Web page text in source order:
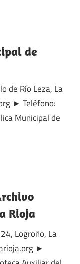
de
de Río Leza, La
► Teléfono:
Municipal de
Rioja
Logroño, La
►